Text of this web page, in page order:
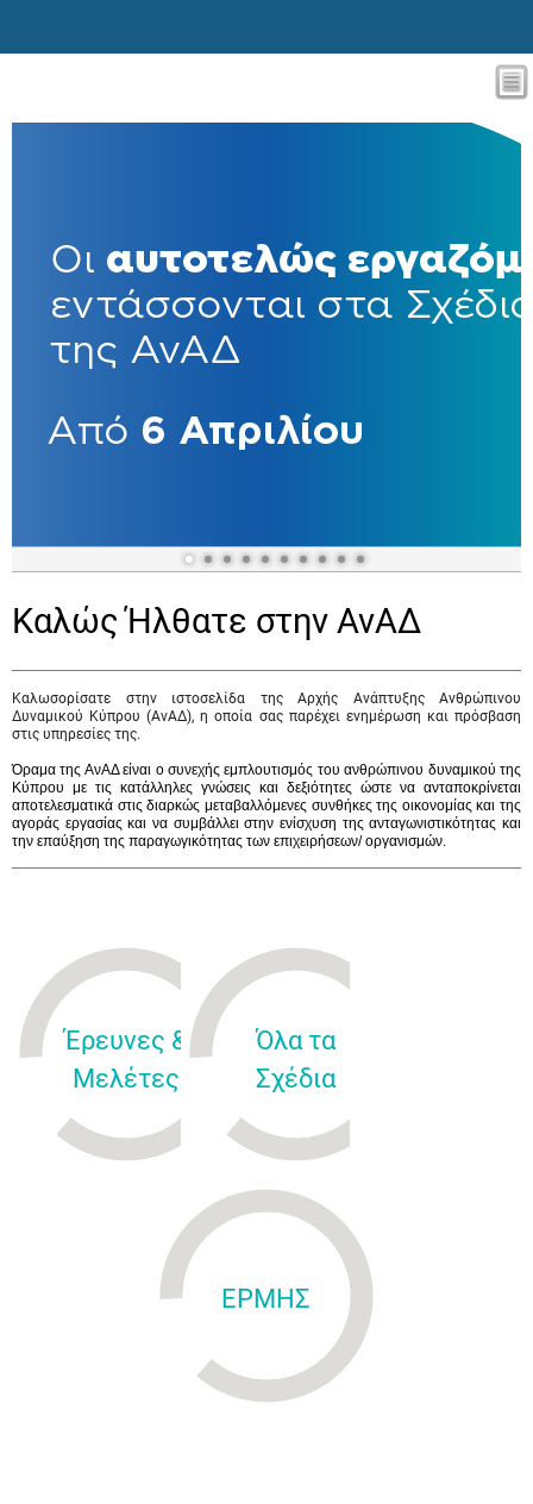
Καλώς Ήλθατε στην ΑνΑΔ
Καλωσορίσατε στην ιστοσελίδα της Αρχής Ανάπτυξης Ανθρώπινου
Δυναμικού Κύπρου (ΑνΑΔ), η οποία σας παρέχει ενημέρωση και πρόσβαση
στις υπηρεσίες της.
Όραμα της ΑνΑΔ είναι ο συνεχής εμπλουτισμός του ανθρώπινου δυναμικού της
Κύπρου με τις κατάλληλες γνώσεις και δεξιότητες ώστε να ανταποκρίνεται
αποτελεσματικά στις διαρκώς μεταβαλλόμενες συνθήκες της οικονομίας και της
αγοράς εργασίας και να συμβάλλει στην ενίσχυση της ανταγωνιστικότητας και
την επαύξηση της παραγωγικότητας των επιχειρήσεων/ οργανισμών.
Έρευνες &
Μελέτες
Όλα τα
Σχέδια
ΕΡΜΗΣ